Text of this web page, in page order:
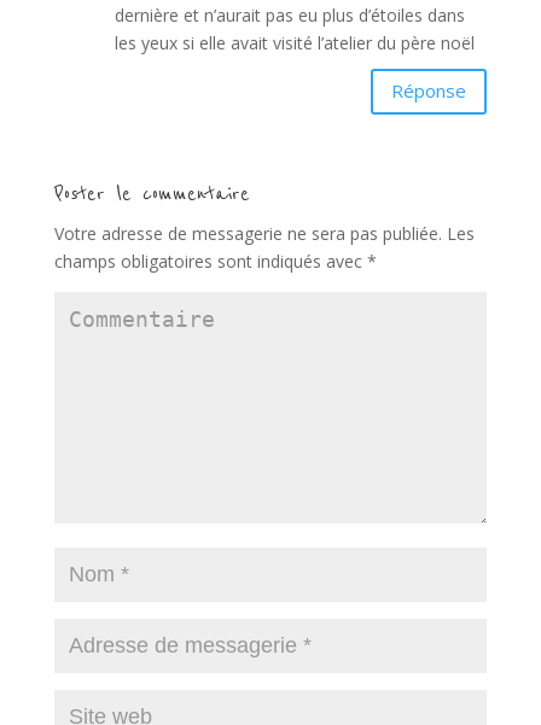
dernière et n’aurait pas eu plus d’étoiles dans
les yeux si elle avait visité l’atelier du père noël
Réponse
Poster le commentaire
Votre adresse de messagerie ne sera pas publiée. Les
champs obligatoires sont indiqués avec *